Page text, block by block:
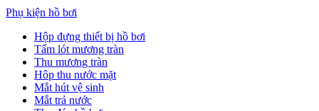
Phụ kiện hồ bơi
Hộp đựng thiết bị hồ bơi
Tấm lót mương tràn
Thu mương tràn
Hôp thu nước mặt
Mắt hút vệ sinh
Mắt trả nước